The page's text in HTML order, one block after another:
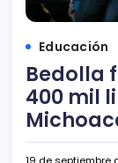
Educación
Bedolla
400 mil